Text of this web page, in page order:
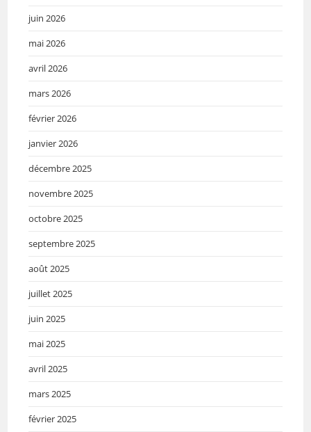
juin 2026
mai 2026
avril 2026
mars 2026
février 2026
janvier 2026
décembre 2025
novembre 2025
octobre 2025
septembre 2025
août 2025
juillet 2025
juin 2025
mai 2025
avril 2025
mars 2025
février 2025